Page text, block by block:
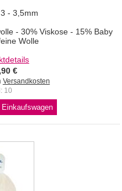
3 - 3,5mm
- 30% Viskose - 15% Baby
Wolle
€
Versandkosten
10